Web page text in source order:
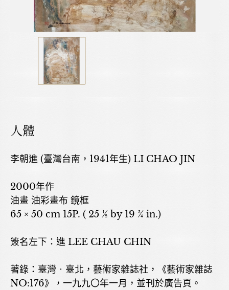
人體
李朝進 (臺灣台南，1941年生) LI CHAO JIN
2000年作
油畫 油彩畫布 鏡框
65 × 50 cm 15P. ( 25 ½ by 19 ¾ in.)
簽名左下：進 LEE CHAU CHIN
著錄：臺灣‧臺北，藝術家雜誌社，《藝術家雜誌
NO:176》，一九九〇年一月，並刊於廣告頁。